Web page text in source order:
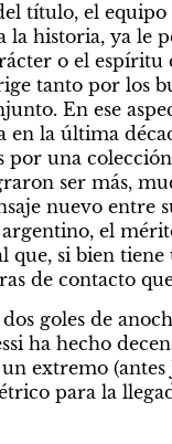
título, el
la historia, ya le
o el
tanto por los
En ese
en la última
por una
ser más,
nuevo entre
el
que, si bien
de contacto
dos goles de
ha hecho
extremo (antes
para la